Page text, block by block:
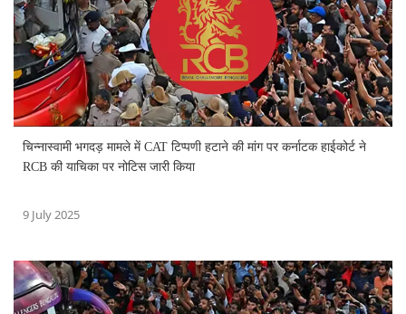
चिन्नास्वामी भगदड़ मामले में CAT टिप्पणी हटाने की मांग पर कर्नाटक हाईकोर्ट ने
RCB की याचिका पर नोटिस जारी किया
9 July 2025